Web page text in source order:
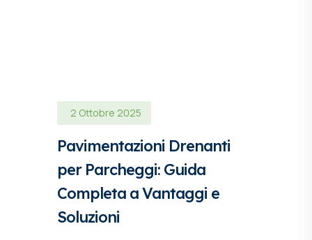
2 Ottobre 2025
Pavimentazioni Drenanti
per Parcheggi: Guida
Completa a Vantaggi e
Soluzioni